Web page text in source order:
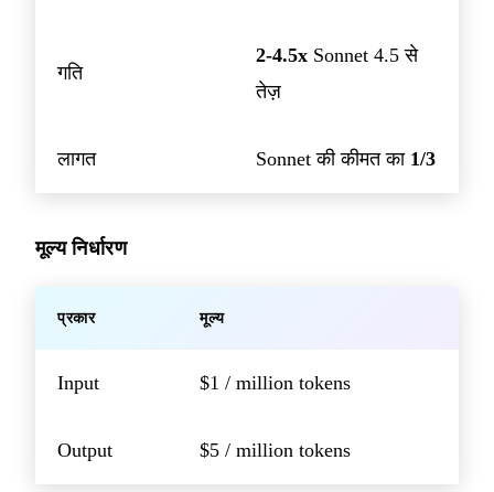
गति
2-4.5x Sonnet 4.5 से
तेज़
लागत Sonnet की कीमत का 1/3
मूल्य निर्धारण
प्रकार मूल्य
Input $1 / million tokens
Output $5 / million tokens